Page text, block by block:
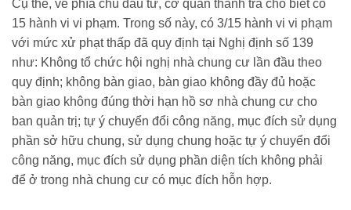
Cụ thể, về phía chủ đầu tư, cơ quan thanh tra cho biết có
15 hành vi vi phạm. Trong số này, có 3/15 hành vi vi phạm
với mức xử phạt thấp đã quy định tại Nghị định số 139
như: Không tổ chức hội nghị nhà chung cư lần đầu theo
quy định; không bàn giao, bàn giao không đầy đủ hoặc
bàn giao không đúng thời hạn hồ sơ nhà chung cư cho
ban quản trị; tự ý chuyển đổi công năng, mục đích sử dụng
phần sở hữu chung, sử dụng chung hoặc tự ý chuyển đổi
công năng, mục đích sử dụng phần diện tích không phải
để ở trong nhà chung cư có mục đích hỗn hợp.